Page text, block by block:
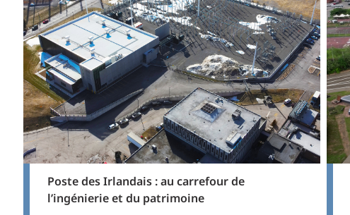
Poste des Irlandais : au carrefour de
l’ingénierie et du patrimoine